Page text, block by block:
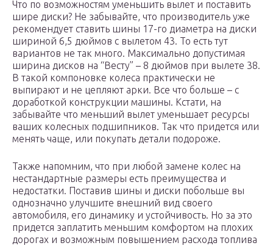
Что по возможностям уменьшить вылет и поставить
шире диски? Не забывайте, что производитель уже
рекомендует ставить шины 17-го диаметра на диски
шириной 6,5 дюймов с вылетом 43. То есть тут
вариантов не так много. Максимально допустимая
ширина дисков на “Весту” – 8 дюймов при вылете 38.
В такой компоновке колеса практически не
выпирают и не цепляют арки. Все что больше – с
доработкой конструкции машины. Кстати, на
забывайте что меньший вылет уменьшает ресурсы
ваших колесных подшипников. Так что придется или
менять чаще, или покупать детали подороже.
Также напомним, что при любой замене колес на
нестандартные размеры есть преимущества и
недостатки. Поставив шины и диски побольше вы
однозначно улучшите внешний вид своего
автомобиля, его динамику и устойчивость. Но за это
придется заплатить меньшим комфортом на плохих
дорогах и возможным повышением расхода топлива